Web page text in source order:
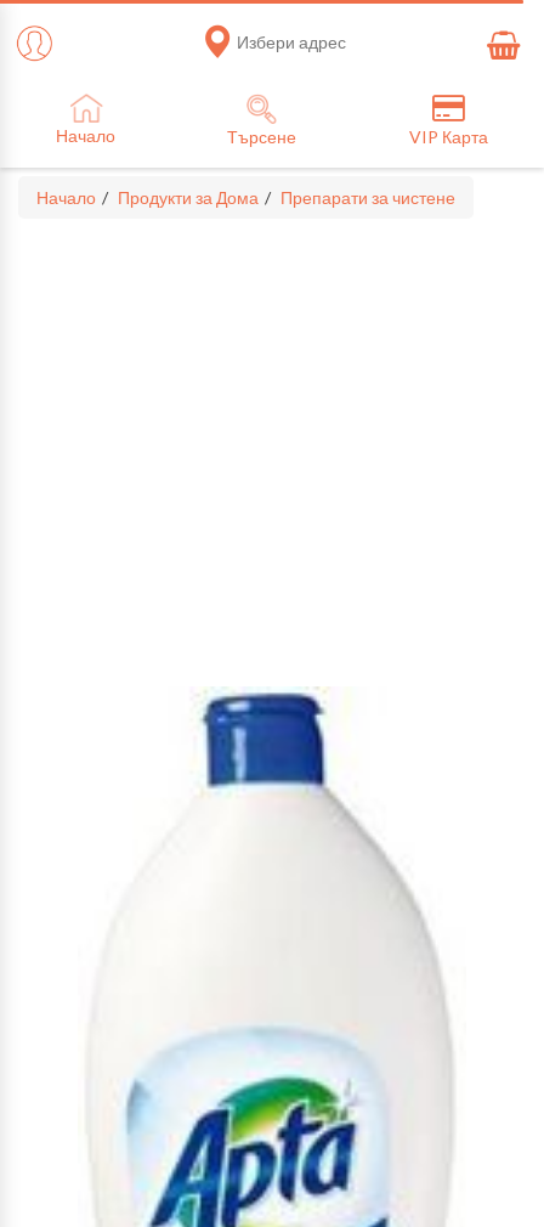
Избери адрес
Начало Търсене VIP Карта
Начало Продукти за Дома Препарати за чистене